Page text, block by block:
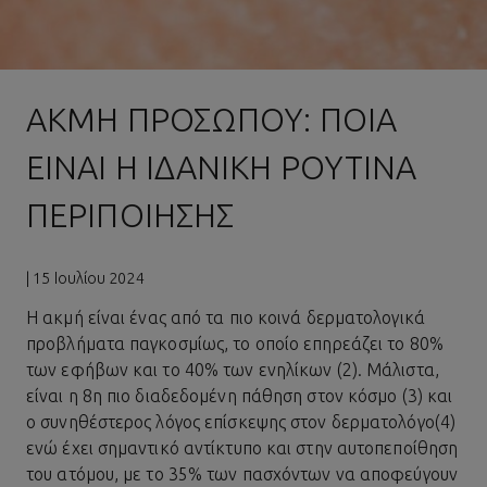
ΑΚΜΉ ΠΡΟΣΏΠΟΥ: ΠΟΙΑ
ΕΊΝΑΙ Η ΙΔΑΝΙΚΉ ΡΟΥΤΊΝΑ
ΠΕΡΙΠΟΊΗΣΗΣ
| 15 Ιουλίου 2024
Η ακμή είναι ένας από τα πιο κοινά δερματολογικά
προβλήματα παγκοσμίως, το οποίο επηρεάζει το 80%
των εφήβων και το 40% των ενηλίκων (2). Μάλιστα,
είναι η 8η πιο διαδεδομένη πάθηση στον κόσμο (3) και
ο συνηθέστερος λόγος επίσκεψης στον δερματολόγο(4)
ενώ έχει σημαντικό αντίκτυπο και στην αυτοπεποίθηση
του ατόμου, με το 35% των πασχόντων να αποφεύγουν